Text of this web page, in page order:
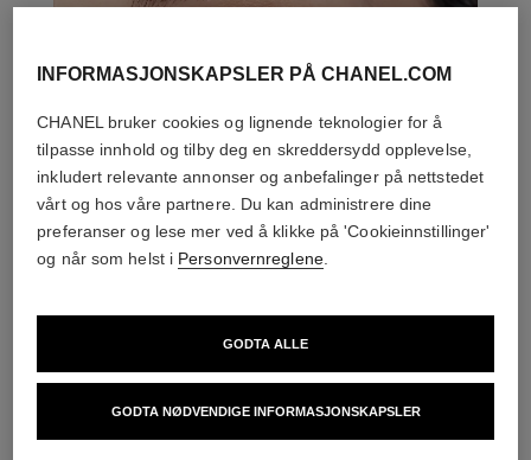
DEN PERFEKTE MATCH
INFORMASJONSKAPSLER PÅ CHANEL.COM
CHANEL bruker cookies og lignende teknologier for å
tilpasse innhold og tilby deg en skreddersydd opplevelse,
inkludert relevante annonser og anbefalinger på nettstedet
vårt og hos våre partnere. Du kan administrere dine
preferanser og lese mer ved å klikke på 'Cookieinnstillinger'
og når som helst i Personvernreglene.
GODTA NØDVENDIGE INFORMASJONSKAPSLER
GODTA ALLE